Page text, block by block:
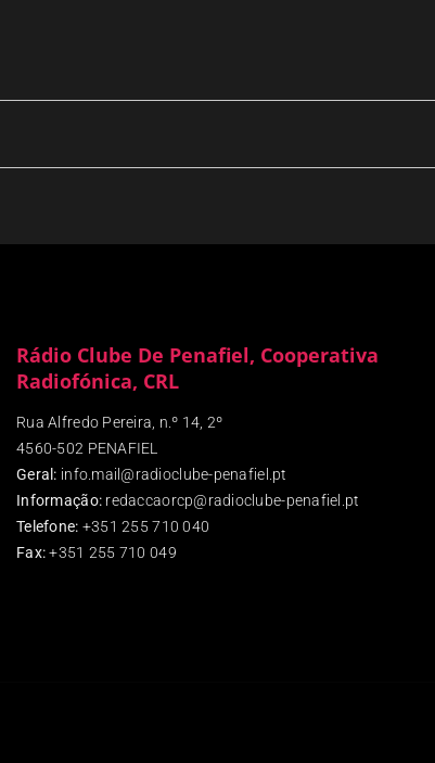
Rádio Clube De Penafiel, Cooperativa
Radiofónica, CRL
Rua Alfredo Pereira, n.º 14, 2º
4560-502 PENAFIEL
Geral: info.mail@radioclube-penafiel.pt
Informação: redaccaorcp@radioclube-penafiel.pt
Telefone: +351 255 710 040
Fax:+351 255 710 049